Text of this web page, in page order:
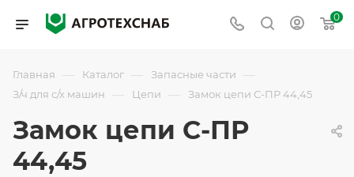
0
Главная — Каталог — Запасные части —
З/ч для с/х машин — Цепи — Замок цепи С-ПР 44,45
Замок цепи С-ПР
44,45